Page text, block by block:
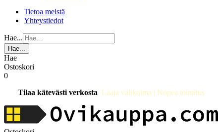
Tietoa meistä
Yhteystiedot
Hae...
Hae...
Hae
Ostoskori
0
Tilaa kätevästi verkosta Laaja valikoima | Nopea toimitus